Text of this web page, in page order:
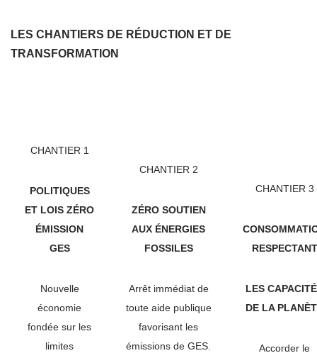
LES CHANTIERS DE RÉDUCTION ET DE
TRANSFORMATION
CHANTIER 1
POLITIQUES
ET LOIS ZÉRO
ÉMISSION
GES
Nouvelle
économie
fondée sur les
limites
CHANTIER 2
ZÉRO SOUTIEN
AUX ÉNERGIES
FOSSILES
Arrêt immédiat de
toute aide publique
favorisant les
émissions de GES.
CHANTIER 3
RESPECTANT
LES
DE LA
Accorder le